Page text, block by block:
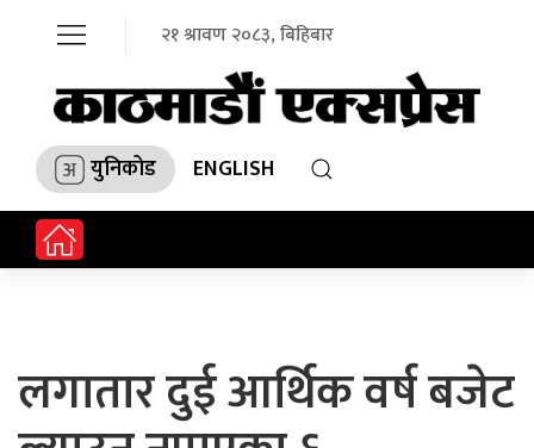
२१ श्रावण २०८३, बिहिबार
युनिकोड ENGLISH
लगातार दुई आर्थिक वर्ष बजेट